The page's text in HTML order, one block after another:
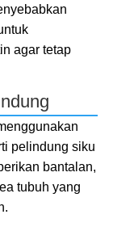
agar tetap
pelindung siku
bantalan,
tubuh yang